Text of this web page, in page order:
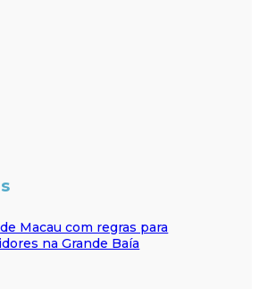
Macau com regras para
na Grande Baía